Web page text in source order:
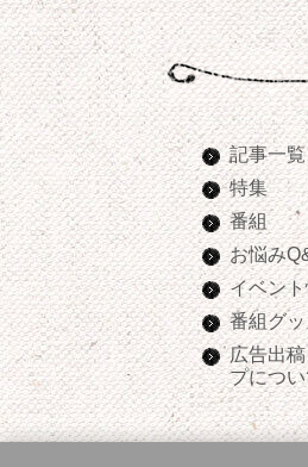
記事一覧
特集
番組
お悩み
イベン
番組グ
広告出
プについ